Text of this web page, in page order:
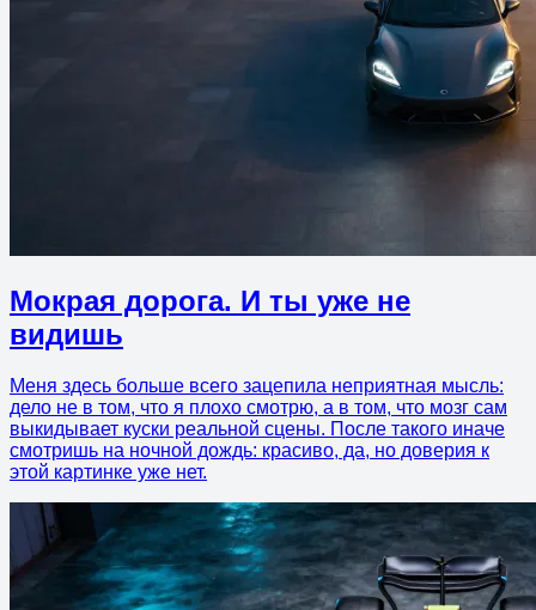
Мокрая дорога. И ты уже не
видишь
Меня здесь больше всего зацепила неприятная мысль:
дело не в том, что я плохо смотрю, а в том, что мозг сам
выкидывает куски реальной сцены. После такого иначе
смотришь на ночной дождь: красиво, да, но доверия к
этой картинке уже нет.